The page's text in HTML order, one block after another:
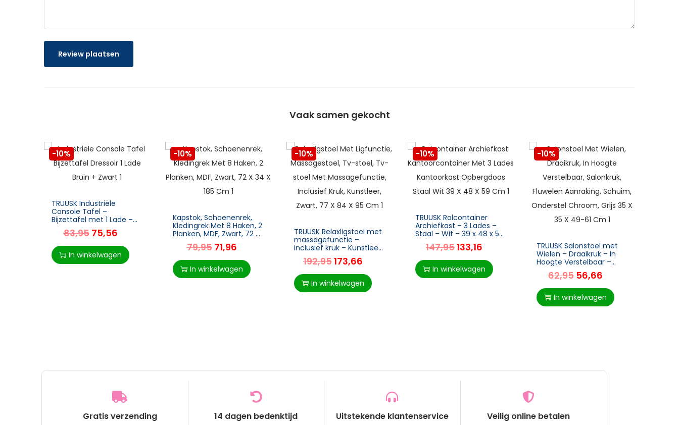
Review plaatsen
Vaak samen gekocht
-10%
TRUUSK Industriële
Console Tafel –
Bijzettafel met 1 Lade –
Bruin + Zwart – Vintage
Design – Stijlvol en
Functioneel
83,95 75,56
In winkelwagen
-10%
Kapstok, Schoenenrek,
Kledingrek Met 8 Haken, 2
Planken, MDF, Zwart, 72 X
34 X 185 Cm
79,95 71,96
In winkelwagen
-10%
TRUUSK Relaxligstoel met
massagefunctie –
Inclusief kruk – Kunstleer
– Zwart – 77 x 84 x 95
cm192,95173,66
In winkelwagen
-10%
TRUUSK Rolcontainer
Archiefkast – 3 Lades –
Staal – Wit – 39 x 48 x 59
cm – Kantooropbergdoos
147,95133,16
In winkelwagen
-10%
TRUUSK Salonstoel met
Wielen – Draaikruk – In
Hoogte Verstelbaar –
Fluwelen Aanraking –
Schuim – Chroom
Onderstel – Grijs 35 x 35
62,95 56,66
In winkelwagen
Gratis verzending 14 dagen bedenktijd Uitstekende klantenservice Veilig online betalen